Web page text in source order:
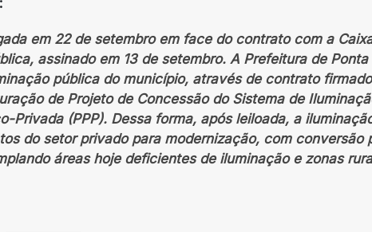
em 22 de setembro em face do contrato com a
assinado em 13 de setembro. A Prefeitura de Ponta
pública do município, através de contrato
de Projeto de Concessão do Sistema de
Privada (PPP). Dessa forma, após leiloada, a
do setor privado para modernização, com conversão
áreas hoje deficientes de iluminação e zonas